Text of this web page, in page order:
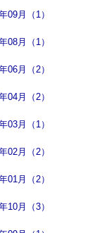
09月（1）
08月（1）
06月（2）
04月（2）
03月（1）
02月（2）
01月（2）
10月（3）